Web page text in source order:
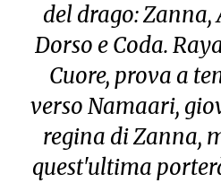
del drago: Zanna,
Dorso e Coda.
Cuore, prova a
verso Namaari,
regina di Zanna,
quest'ultima